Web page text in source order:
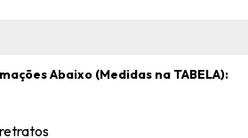
Abaixo (Medidas na TABELA):